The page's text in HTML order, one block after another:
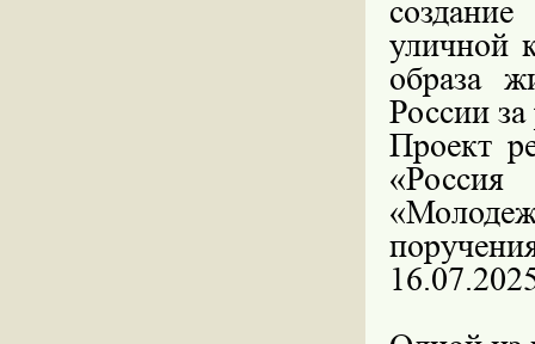
уличной
образа
России
Проект